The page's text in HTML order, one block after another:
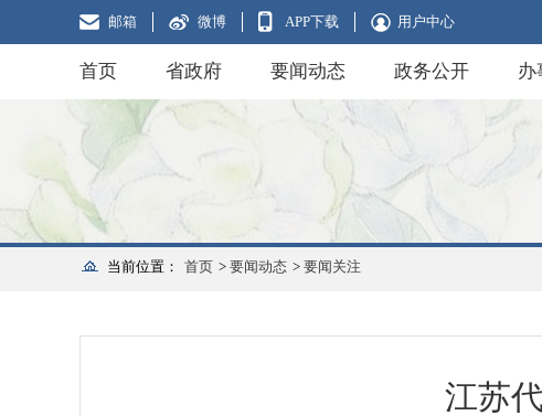
邮箱 微博 APP下载 用户中心
首页 省政府 要闻动态 政务公开 办
当前位置： 首页 > 要闻动态 > 要闻关注
江苏